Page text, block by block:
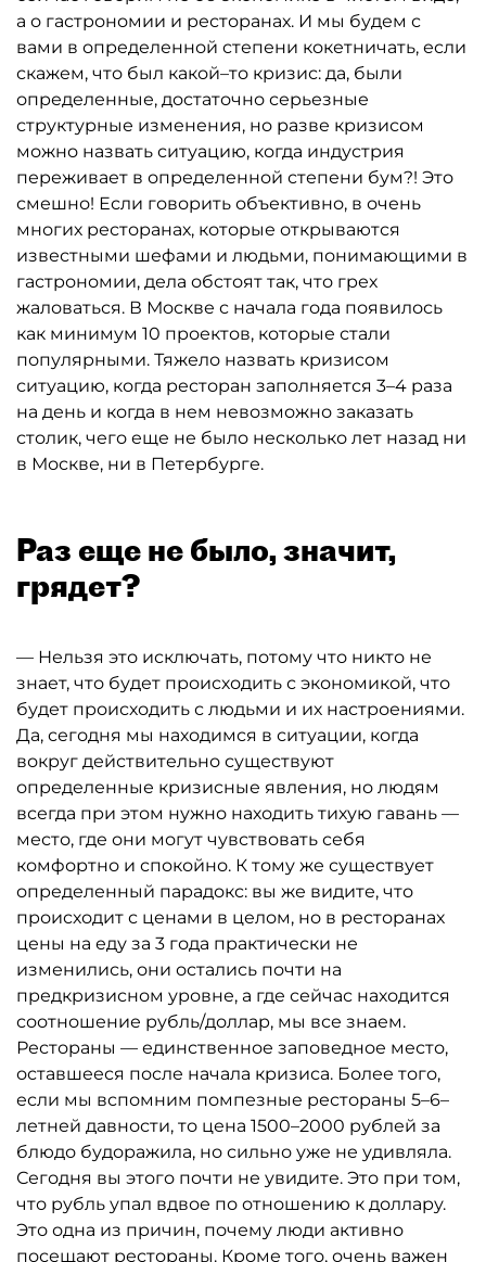
а о гастрономии и ресторанах. И мы будем с
вами в определенной степени кокетничать, если
скажем, что был какой–то кризис: да, были
определенные, достаточно серьезные
структурные изменения, но разве кризисом
можно назвать ситуацию, когда индустрия
переживает в определенной степени бум?! Это
смешно! Если говорить объективно, в очень
многих ресторанах, которые открываются
известными шефами и людьми, понимающими в
гастрономии, дела обстоят так, что грех
жаловаться. В Москве с начала года появилось
как минимум 10 проектов, которые стали
популярными. Тяжело назвать кризисом
ситуацию, когда ресторан заполняется 3–4 раза
на день и когда в нем невозможно заказать
столик, чего еще не было несколько лет назад ни
в Москве, ни в Петербурге.
Раз еще не было, значит,
грядет?
— Нельзя это исключать, потому что никто не
знает, что будет происходить с экономикой, что
будет происходить с людьми и их настроениями.
Да, сегодня мы находимся в ситуации, когда
вокруг действительно существуют
определенные кризисные явления, но людям
всегда при этом нужно находить тихую гавань —
место, где они могут чувствовать себя
комфортно и спокойно. К тому же существует
определенный парадокс: вы же видите, что
происходит с ценами в целом, но в ресторанах
цены на еду за 3 года практически не
изменились, они остались почти на
предкризисном уровне, а где сейчас находится
соотношение рубль/доллар, мы все знаем.
Рестораны — единственное заповедное место,
оставшееся после начала кризиса. Более того,
если мы вспомним помпезные рестораны 5–6–
летней давности, то цена 1500–2000 рублей за
блюдо будоражила, но сильно уже не удивляла.
Сегодня вы этого почти не увидите. Это при том,
что рубль упал вдвое по отношению к доллару.
Это одна из причин, почему люди активно
посещают рестораны. Кроме того, очень важен